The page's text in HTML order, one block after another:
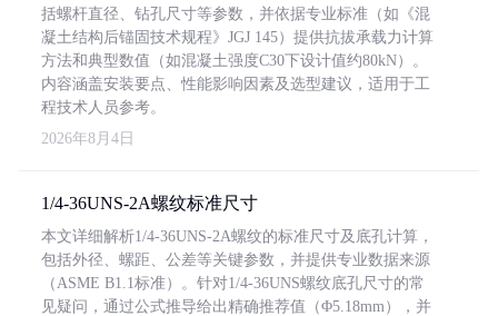
括螺杆直径、钻孔尺寸等参数，并依据专业标准（如《混
凝土结构后锚固技术规程》JGJ 145）提供抗拔承载力计算
方法和典型数值（如混凝土强度C30下设计值约80kN）。
内容涵盖安装要点、性能影响因素及选型建议，适用于工
程技术人员参考。
2026年8月4日
1/4-36UNS-2A螺纹标准尺寸
本文详细解析1/4-36UNS-2A螺纹的标准尺寸及底孔计算，
包括外径、螺距、公差等关键参数，并提供专业数据来源
（ASME B1.1标准）。针对1/4-36UNS螺纹底孔尺寸的常
见疑问，通过公式推导给出精确推荐值（Φ5.18mm），并